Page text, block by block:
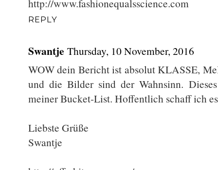
http://www.fashionequalsscience.com
REPLY
Swantje Thursday, 10 November, 2016
WOW dein Bericht ist absolut KLASSE,
und die Bilder sind der Wahnsinn.
meiner Bucket-List. Hoffentlich schaff ich
Liebste Grüße
Swantje